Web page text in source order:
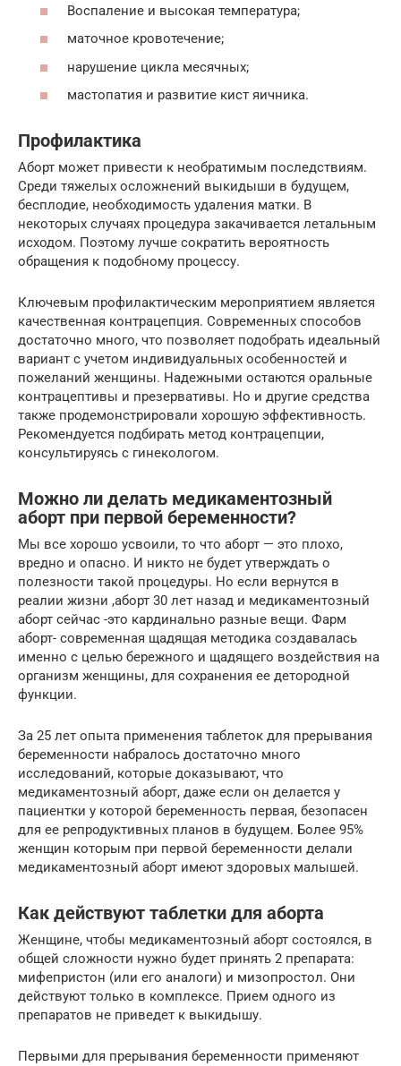
Воспаление и высокая температура;
маточное кровотечение;
нарушение цикла месячных;
мастопатия и развитие кист яичника.
Профилактика
Аборт может привести к необратимым последствиям.
Среди тяжелых осложнений выкидыши в будущем,
бесплодие, необходимость удаления матки. В
некоторых случаях процедура закачивается летальным
исходом. Поэтому лучше сократить вероятность
обращения к подобному процессу.
Ключевым профилактическим мероприятием является
качественная контрацепция. Современных способов
достаточно много, что позволяет подобрать идеальный
вариант с учетом индивидуальных особенностей и
пожеланий женщины. Надежными остаются оральные
контрацептивы и презервативы. Но и другие средства
также продемонстрировали хорошую эффективность.
Рекомендуется подбирать метод контрацепции,
консультируясь с гинекологом.
Можно ли делать медикаментозный
аборт при первой беременности?
Мы все хорошо усвоили, то что аборт — это плохо,
вредно и опасно. И никто не будет утверждать о
полезности такой процедуры. Но если вернутся в
реалии жизни ,аборт 30 лет назад и медикаментозный
аборт сейчас -это кардинально разные вещи. Фарм
аборт- современная щадящая методика создавалась
именно с целью бережного и щадящего воздействия на
организм женщины, для сохранения ее детородной
функции.
За 25 лет опыта применения таблеток для прерывания
беременности набралось достаточно много
исследований, которые доказывают, что
медикаментозный аборт, даже если он делается у
пациентки у которой беременность первая, безопасен
для ее репродуктивных планов в будущем. Более 95%
женщин которым при первой беременности делали
медикаментозный аборт имеют здоровых малышей.
Как действуют таблетки для аборта
Женщине, чтобы медикаментозный аборт состоялся, в
общей сложности нужно будет принять 2 препарата:
мифепристон (или его аналоги) и мизопростол. Они
действуют только в комплексе. Прием одного из
препаратов не приведет к выкидышу.
Первыми для прерывания беременности применяют